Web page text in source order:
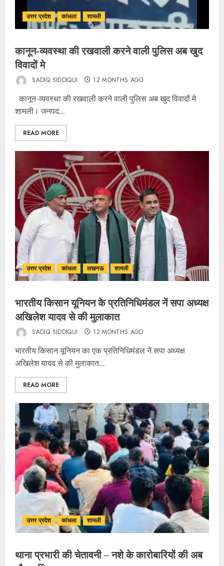
उत्तर प्रदेश कांधला शामली
कानून-व्यवस्था की रखवाली करने वाली पुलिस अब खुद
विवादों मे
SADIQ SIDDIQUI 12 MONTHS AGO
कानून-व्यवस्था की रखवाली करने वाली पुलिस अब खुद विवादों मे
शामली। जनपद...
READ MORE
उत्तर प्रदेश कांधला लखनऊ शामली
भारतीय किसान यूनियन के प्रतिनिधिमंडल नें सपा अध्यक्ष
अखिलेश यादव से की मुलाकात
SADIQ SIDDIQUI 12 MONTHS AGO
भारतीय किसान यूनियन का एक प्रतिनिधिमंडल नें सपा अध्यक्ष
अखिलेश यादव से की मुलाकात...
READ MORE
उत्तर प्रदेश कांधला शामली
थाना प्रभारी की चेतावनी – नशे के कारोबारियों की अब